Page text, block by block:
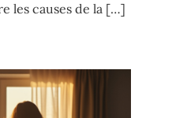
les causes de la […]